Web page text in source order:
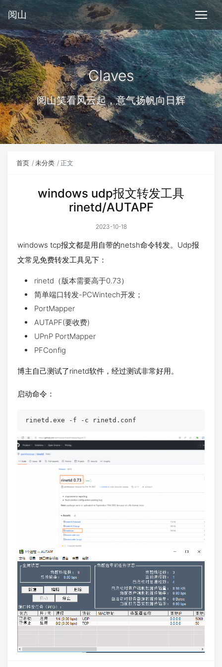
阅山
Claves
阅山笑看风云起，意气扬帆向日辉
首页 未分类 正文
windows udp报文转发工具
rinetd/AUTAPF
2023-10-18
windows tcp报文都是用自带的netsh命令转发。Udp报
文常见免费转发工具见下：
rinetd（版本需要高于0.73）
简单端口转发-PCWintech开发；
PortMapper
AUTAPF(要收费)
UPnP PortMapper
PFConfig
博主自己测试了rinetd软件，经过测试非常好用。
启动命令：
rinetd.exe -f -c rinetd.conf